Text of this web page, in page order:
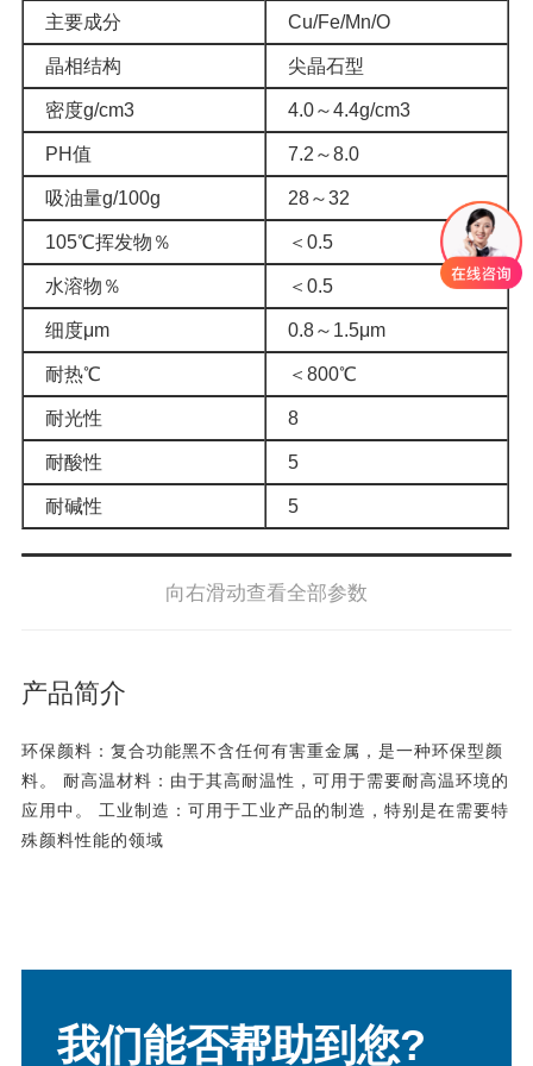
主要成分 Cu/Fe/Mn/O
晶相结构 尖晶石型
密度g/cm3 4.0～4.4g/cm3
PH值 7.2～8.0
吸油量g/100g 28～32
105℃挥发物％ ＜0.5
水溶物％ ＜0.5
细度μm 0.8～1.5μm
耐热℃ ＜800℃
耐光性 8
耐酸性 5
耐碱性 5
向右滑动查看全部参数
产品简介
环保颜料：复合功能黑不含任何有害重金属，是一种环保型颜
料。 耐高温材料：由于其高耐温性，可用于需要耐高温环境的
应用中。 工业制造：可用于工业产品的制造，特别是在需要特
殊颜料性能的领域
我们能否帮助到您?